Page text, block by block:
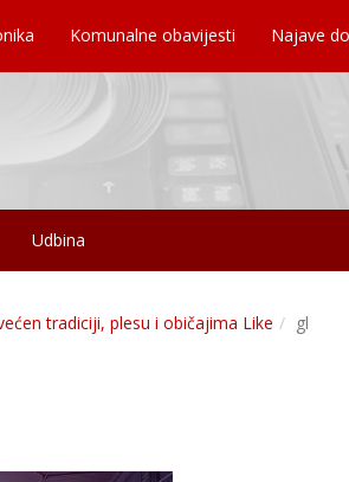
Komunalne obavijesti Najave
Udbina
tradiciji, plesu i običajima Like
gl